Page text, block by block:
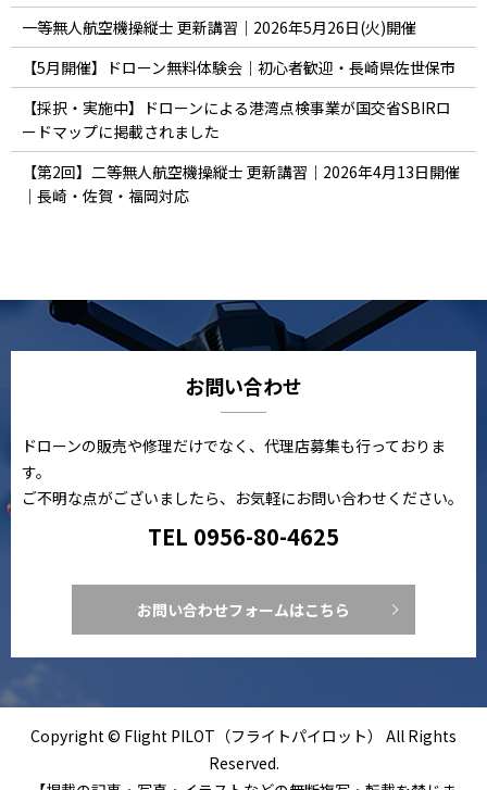
一等無人航空機操縦士 更新講習｜2026年5月26日(火)開催
【5月開催】ドローン無料体験会｜初心者歓迎・長崎県佐世保市
【採択・実施中】ドローンによる港湾点検事業が国交省SBIRロ
ードマップに掲載されました
【第2回】二等無人航空機操縦士 更新講習｜2026年4月13日開催
｜長崎・佐賀・福岡対応
お問い合わせ
ドローンの販売や修理だけでなく、代理店募集も行っておりま
す。
ご不明な点がございましたら、お気軽にお問い合わせください。
TEL 0956-80-4625
お問い合わせフォームはこちら
Copyright © Flight PILOT（フライトパイロット） All Rights
Reserved.